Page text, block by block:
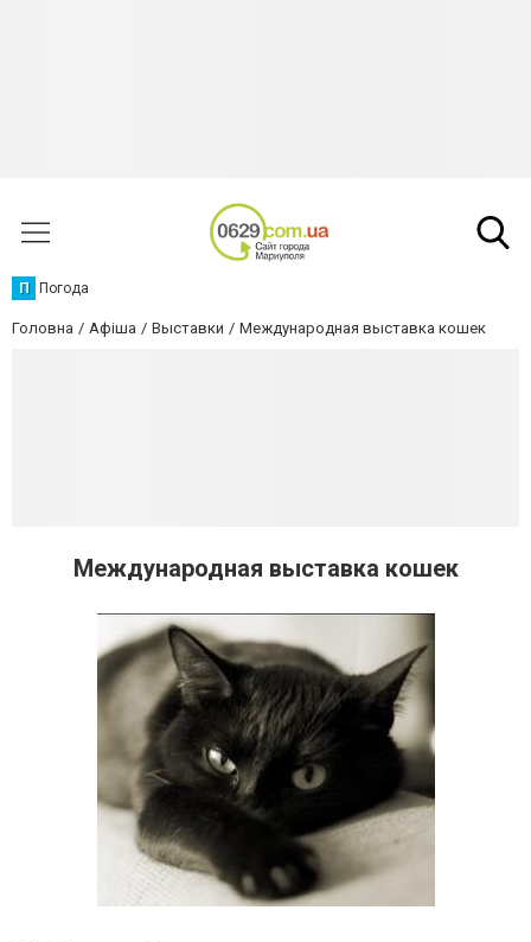
П Погода
Головна Афіша Выставки Международная выставка кошек
Международная выставка кошек